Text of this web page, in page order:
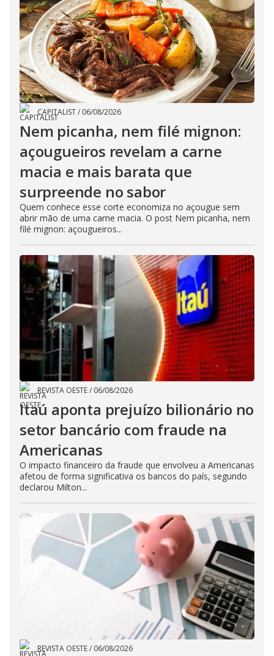
CAPITALIST/ 06/08/2026
Nem picanha, nem filé mignon:
açougueiros revelam a carne
macia e mais barata que
surpreende no sabor
Quem conhece esse corte economiza no açougue sem
abrir mão de uma carne macia. O post Nem picanha, nem
filé mignon: açougueiros...
REVISTA OESTE/ 06/08/2026
Itaú aponta prejuízo bilionário no
setor bancário com fraude na
Americanas
O impacto financeiro da fraude que envolveu a Americanas
afetou de forma significativa os bancos do país, segundo
declarou Milton...
REVISTA OESTE/ 06/08/2026